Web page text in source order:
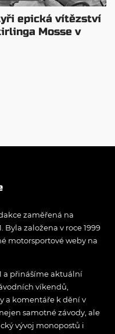
epická vítězství
Mosse v
zaměřená na
založena v roce 1999
motorsportové weby na
a přinášíme aktuální
víkendů,
a komentáře k dění v
samotné závody, ale
vývoj monopostů i